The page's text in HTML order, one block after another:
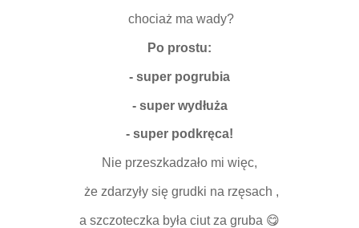
chociaż ma wady?
Po prostu:
- super pogrubia
- super wydłuża
- super podkręca!
Nie przeszkadzało mi więc,
że zdarzyły się grudki na rzęsach ,
a szczoteczka była ciut za gruba 😋